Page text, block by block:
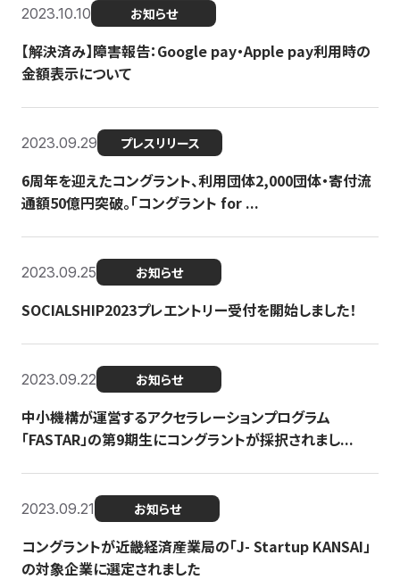
2023.10.10 お知らせ
【解決済み】障害報告：Google pay・Apple pay利用時の
金額表示について
2023.09.29 プレスリリース
6周年を迎えたコングラント、利用団体2,000団体・寄付流
通額50億円突破。「コングラント for ...
2023.09.25 お知らせ
SOCIALSHIP2023プレエントリー受付を開始しました！
2023.09.22 お知らせ
中小機構が運営するアクセラレーションプログラム
「FASTAR」の第9期生にコングラントが採択されまし...
2023.09.21 お知らせ
コングラントが近畿経済産業局の「J- Startup KANSAI」
の対象企業に選定されました